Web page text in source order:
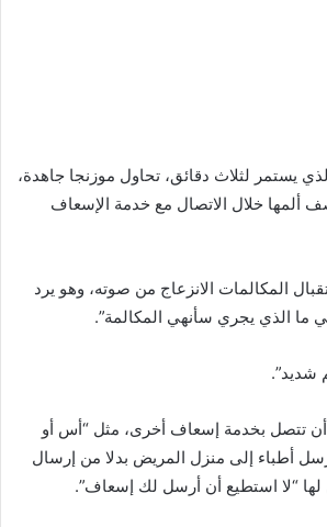
يستمر لثلاث دقائق، تحاول موزنجا جاهدة،
ألمها خلال الاتصال مع خدمة الإسعاف
المكالمات الانزعاج من صوته، وهو يرد
ما الذي يجري سأنهي المكالمة”.
شديد”.
تتصل بخدمة إسعاف أخرى، مثل “أس أو
أطباء إلى منزل المريض بدلا من إرسال
لها “لا استطيع أن أرسل لك إسعاف”.